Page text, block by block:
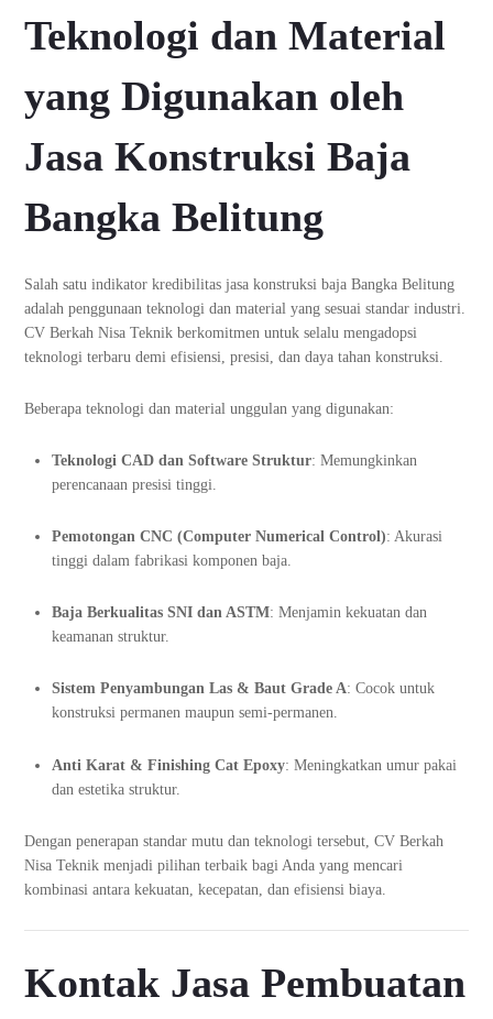
Teknologi dan Material
yang Digunakan oleh
Jasa Konstruksi Baja
Bangka Belitung
Salah satu indikator kredibilitas jasa konstruksi baja Bangka Belitung
adalah penggunaan teknologi dan material yang sesuai standar industri.
CV Berkah Nisa Teknik berkomitmen untuk selalu mengadopsi
teknologi terbaru demi efisiensi, presisi, dan daya tahan konstruksi.
Beberapa teknologi dan material unggulan yang digunakan:
Teknologi CAD dan Software Struktur: Memungkinkan
perencanaan presisi tinggi.
Pemotongan CNC (Computer Numerical Control): Akurasi
tinggi dalam fabrikasi komponen baja.
Baja Berkualitas SNI dan ASTM: Menjamin kekuatan dan
keamanan struktur.
Sistem Penyambungan Las & Baut Grade A: Cocok untuk
konstruksi permanen maupun semi-permanen.
Anti Karat & Finishing Cat Epoxy: Meningkatkan umur pakai
dan estetika struktur.
Dengan penerapan standar mutu dan teknologi tersebut, CV Berkah
Nisa Teknik menjadi pilihan terbaik bagi Anda yang mencari
kombinasi antara kekuatan, kecepatan, dan efisiensi biaya.
Kontak Jasa Pembuatan